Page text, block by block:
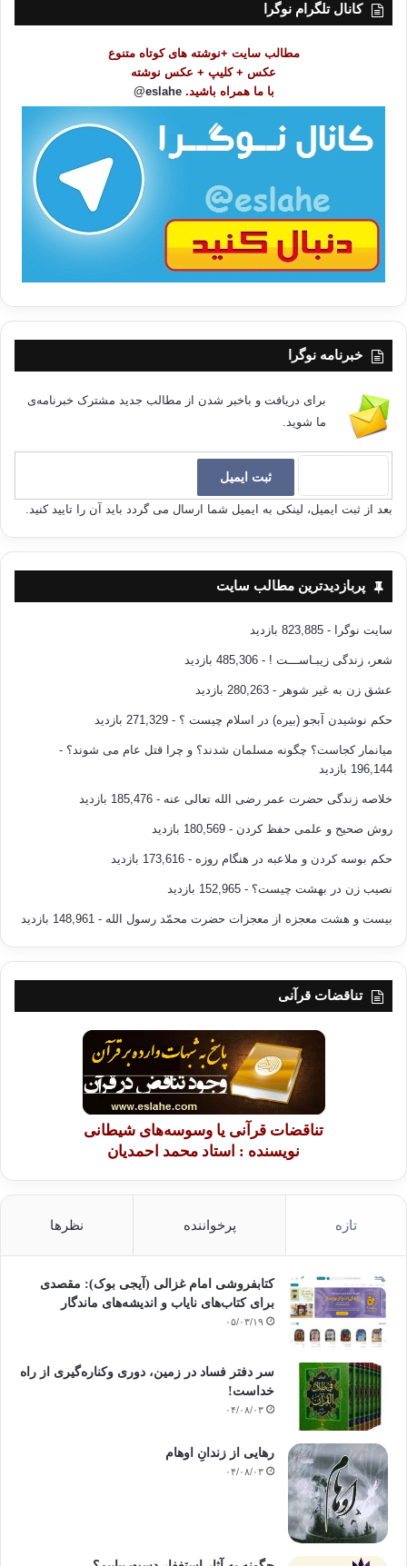
کانال تلگرام نوگرا
مطالب سایت +نوشته های کوتاه متنوع
عکس + کلیپ + عکس نوشته
با ما همراه باشید. eslahe@
خبرنامه نوگرا
برای دریافت و باخبر شدن از مطالب جدید مشترک خبرنامه‌ی
ما شوید.
بعد از ثبت ایمیل، لینکی به ایمیل شما ارسال می گردد باید آن را تایید کنید.
پربازدیدترین مطالب سایت
سایت نوگرا - 823,885 بازدید
شعر، زندگی زیبـاســـت ! - 485,306 بازدید
عشق زن به غیر شوهر - 280,263 بازدید
حکم نوشیدن آبجو (بیره) در اسلام چیست ؟ - 271,329 بازدید
میانمار کجاست؟ چگونه مسلمان شدند؟ و چرا قتل عام می شوند؟ -
196,144 بازدید
خلاصه زندگی حضرت عمر رضی الله تعالی عنه - 185,476 بازدید
روش صحیح و علمی حفظ کردن - 180,569 بازدید
حکم بوسه کردن و ملاعبه در هنگام روزه - 173,616 بازدید
نصیب زن در بهشت چیست؟ - 152,965 بازدید
بیست و هشت معجزه از معجزات حضرت محمّد رسول الله - 148,961 بازدید
تناقضات قرآنی
تناقضات قرآنی یا وسوسه‌های شیطانی
نویسنده : استاد محمد احمدیان
تازه پرخواننده نظرها
کتابفروشی امام غزالی (آیجی بوک): مقصدی
برای کتاب‌های نایاب و اندیشه‌های ماندگار
۰۵/۰۳/۱۹
سر دفتر فساد در زمین‌، دوری وکناره‌گیری از راه
خداست‌!
۰۴/۰۸/۰۳
رهایی از زندانِ اوهام
۰۴/۰۸/۰۳